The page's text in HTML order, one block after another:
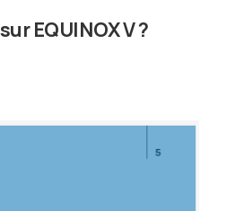
EQUINOX V ?